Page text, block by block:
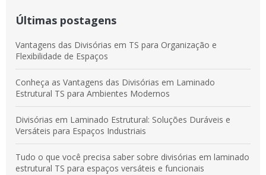
Últimas postagens
Vantagens das Divisórias em TS para Organização e
Flexibilidade de Espaços
Conheça as Vantagens das Divisórias em Laminado
Estrutural TS para Ambientes Modernos
Divisórias em Laminado Estrutural: Soluções Duráveis e
Versáteis para Espaços Industriais
Tudo o que você precisa saber sobre divisórias em laminado
estrutural TS para espaços versáteis e funcionais